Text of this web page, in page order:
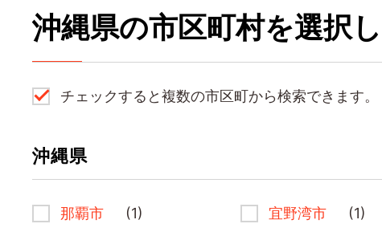
沖縄県の市区町村を選択
チェックすると複数の市区町から検索できます。
沖縄県
那覇市 (1) 宜野湾市 (1)